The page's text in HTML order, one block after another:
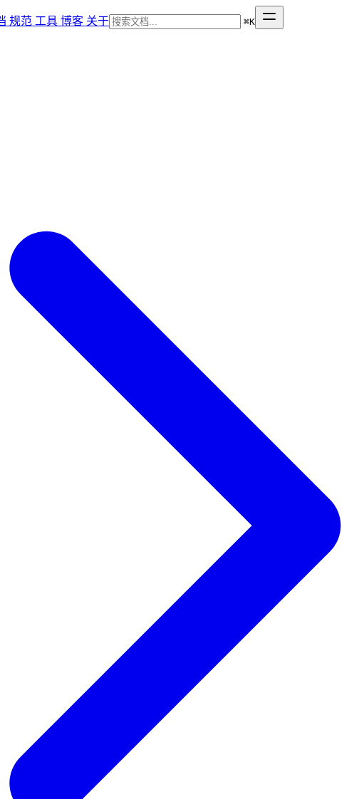
规范 工具 博客 关于 ⌘K